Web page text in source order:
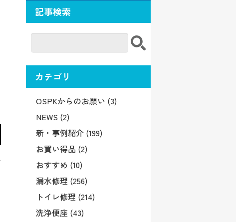
記事検索
カテゴリ
OSPKからのお願い (3)
NEWS (2)
新・事例紹介 (199)
お買い得品 (2)
おすすめ (10)
漏水修理 (256)
トイレ修理 (214)
洗浄便座 (43)